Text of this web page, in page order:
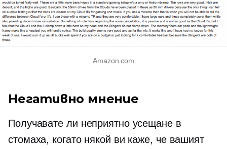
Amazon.com
Негативно мнение
Получавате ли неприятно усещане в
стомаха, когато някой ви каже, че вашият